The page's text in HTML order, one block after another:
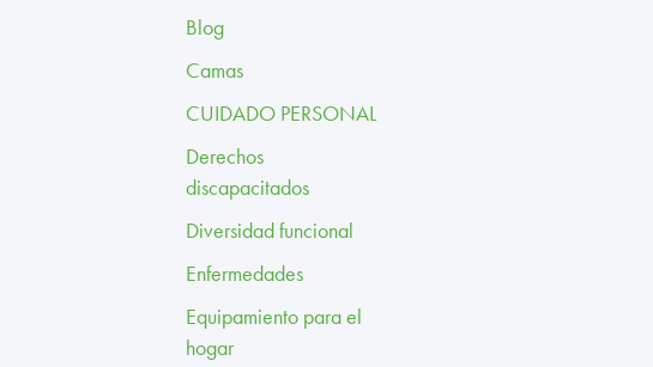
Blog
Camas
CUIDADO PERSONAL
Derechos
discapacitados
Diversidad funcional
Enfermedades
Equipamiento para el
hogar